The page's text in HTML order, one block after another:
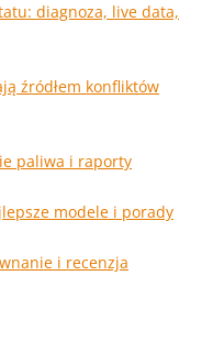
diagnoza, live data,
źródłem konfliktów
paliwa i raporty
modele i porady
i recenzja